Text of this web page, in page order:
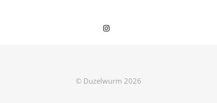
© Duzelwurm 2026